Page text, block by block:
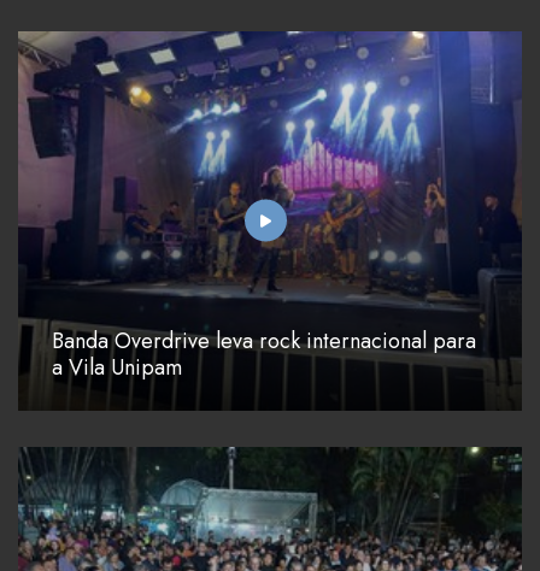
Banda Overdrive leva rock internacional para
a Vila Unipam